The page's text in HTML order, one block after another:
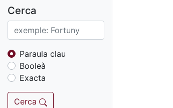
Reus
Cartells
Fons audiovisual
Fons local
Fons sonor
Goigs
Fons fotogràfic
Cerca
Paraula clau
Booleà
Exacta
Cerca